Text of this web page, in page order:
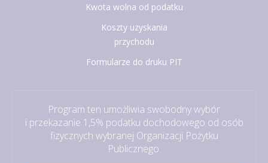
Kwota wolna od podatku
Koszty uzyskania
przychodu
Formularze do druku PIT
Program ten umożliwia swobodny wybór
i przekazanie 1,5% podatku dochodowego od osób
fizycznych wybranej Organizacji Pożytku
Publicznego.